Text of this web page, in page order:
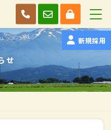
せ
新規採用